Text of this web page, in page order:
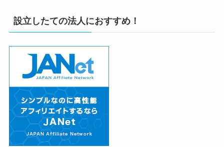
設立したての法人におすすめ！